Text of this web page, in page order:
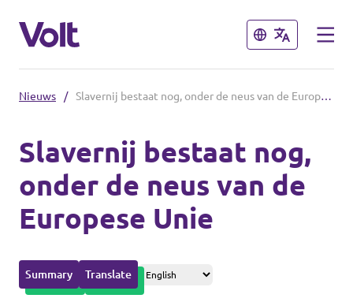
Sluiten
Volt Amsterdam
Volt Arnhem
Volt Delft
...alle Volt gemeenten
Sluiten
Standpunten
Over Volt
Mensen
Nieuws / Slavernij bestaat nog, onder de neus van de Europese Unie
Slavernij bestaat nog,
onder de neus van de
Europese Unie
Summary Translate